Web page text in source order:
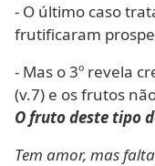
- O último caso
frutificaram
- Mas o 3º revela
(v.7) e os frutos
O fruto deste tipo
Tem amor, mas